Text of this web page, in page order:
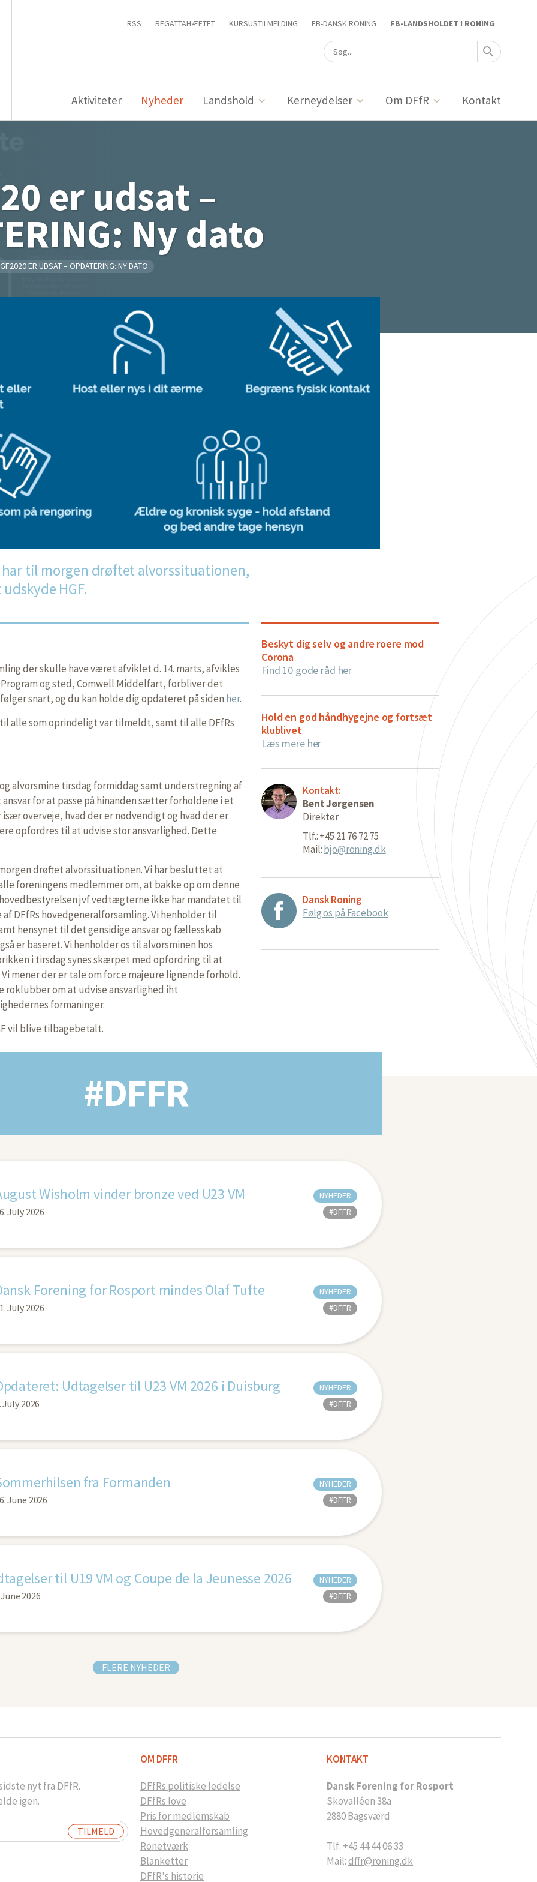
RSS REGATTAHÆFTET KURSUSTILMELDING FB-DANSK RONING FB-LANDSHOLDET I RONING
Aktiviteter Nyheder Landshold Kerneydelser Om DFfR Kontakt
er udsat –
Ny dato
ER UDSAT – OPDATERING: NY DATO
til morgen drøftet alvorssituationen,
HGF.
der skulle have været afviklet d. 14. marts, afvikles
Program og sted, Comwell Middelfart, forbliver det
snart, og du kan holde dig opdateret på siden her.
alle som oprindeligt var tilmeldt, samt til alle DFfRs
alvorsmine tirsdag formiddag samt understregning af
for at passe på hinanden sætter forholdene i et
overveje, hvad der er nødvendigt og hvad der er
opfordres til at udvise stor ansvarlighed. Dette
drøftet alvorssituationen. Vi har besluttet at
foreningens medlemmer om, at bakke op om denne
jvf vedtægterne ikke har mandatet til
DFfRs hovedgeneralforsamling. Vi henholder til
hensynet til det gensidige ansvar og fællesskab
er baseret. Vi henholder os til alvorsminen hos
i tirsdag synes skærpet med opfordring til at
mener der er tale om force majeure lignende forhold.
roklubber om at udvise ansvarlighed iht
formaninger.
vil blive tilbagebetalt.
Beskyt dig selv og andre roere mod
Corona
Find 10 gode råd her
Hold en god håndhygejne og fortsæt
klublivet
Læs mere her
Kontakt:
Bent Jørgensen
Direktør
Tlf.: +45 21 76 72 75
Mail:bjo@roning.dk
Dansk Roning
Følg os på Facebook
#DFFR
Wisholm vinder bronze ved U23 VM
July 2026
NYHEDER
#DFFR
Forening for Rosport mindes Olaf Tufte
July 2026
NYHEDER
#DFFR
Udtagelser til U23 VM 2026 i Duisburg
July 2026
NYHEDER
#DFFR
fra Formanden
June 2026
NYHEDER
#DFFR
til U19 VM og Coupe de la Jeunesse 2026
2026
NYHEDER
#DFFR
FLERE NYHEDER
nyt fra DFfR.
igen.
OM DFFR
DFfRs politiske ledelse
DFfRs love
Pris for medlemskab
Hovedgeneralforsamling
Ronetværk
Blanketter
DFfR's historie
KONTAKT
Dansk Forening for Rosport
Skovalléen 38a
2880 Bagsværd
Tlf: +45 44 44 06 33
Mail:dffr@roning.dk